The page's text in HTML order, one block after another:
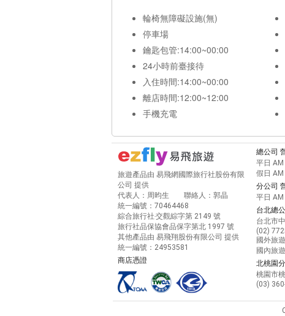
輪椅無障礙設施(無)
停車場
鑰匙包管:14:00~00:00
24小時前臺接待
入住時間:14:00~00:00
離店時間:12:00~12:00
手機充電